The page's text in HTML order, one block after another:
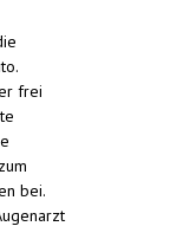
frei
bei.